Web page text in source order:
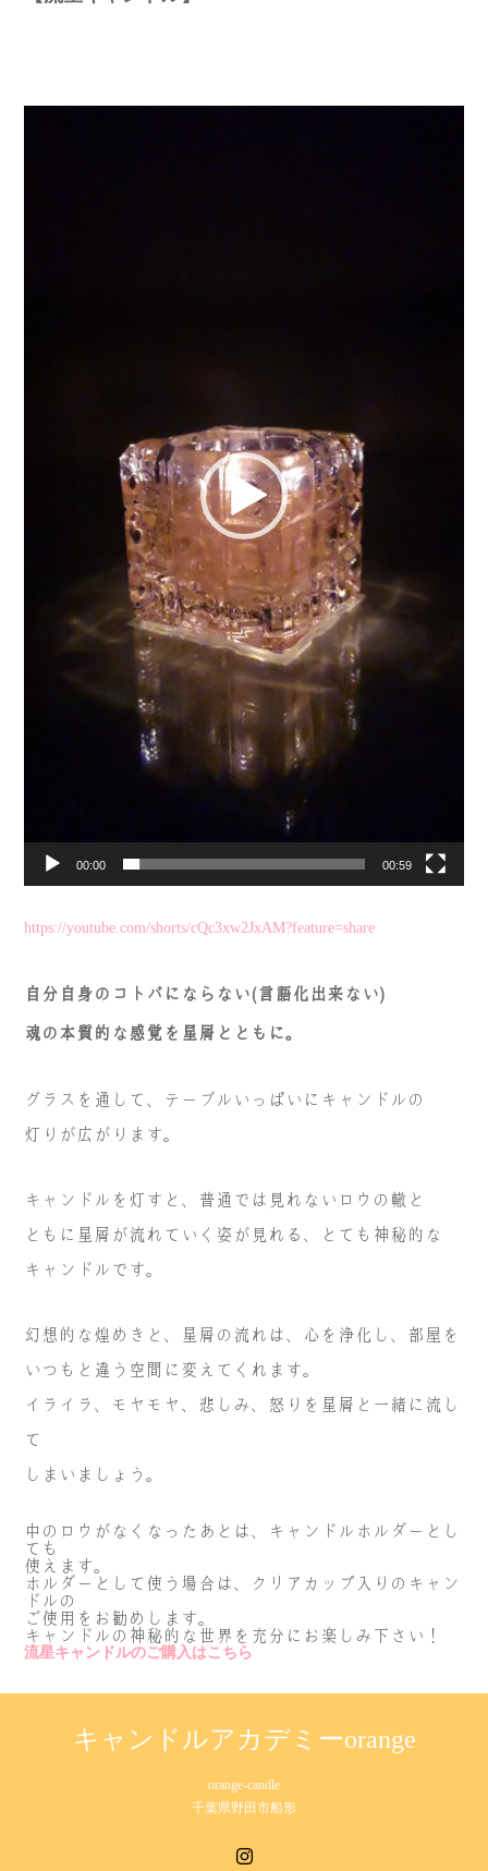
動
00:00 00:59
https://youtube.com/shorts/cQc3xw2JxAM?feature=share
自分自身のコトバにならない(言語化出来ない)
魂の本質的な感覚を星屑とともに。
グラスを通して、テーブルいっぱいにキャンドルの
灯りが広がります。
キャンドルを灯すと、普通では見れないロウの轍と
ともに星屑が流れていく姿が見れる、とても神秘的な
キャンドルです。
幻想的な煌めきと、星屑の流れは、心を浄化し、部屋を
いつもと違う空間に変えてくれます。
イライラ、モヤモヤ、悲しみ、怒りを星屑と一緒に流し
て
しまいましょう。
中のロウがなくなったあとは、キャンドルホルダーとし
ても
使えます。
ホルダーとして使う場合は、クリアカップ入りのキャン
ドルの
ご使用をお勧めします。
キャンドルの神秘的な世界を充分にお楽しみ下さい！
流星キャンドルのご購入はこちら
キャンドルアカデミーorange
orange-candle
千葉県野田市船形